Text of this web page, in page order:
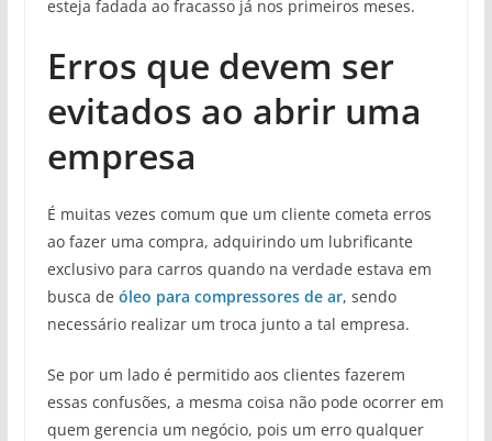
esteja fadada ao fracasso já nos primeiros meses.
Erros que devem ser
evitados ao abrir uma
empresa
É muitas vezes comum que um cliente cometa erros
ao fazer uma compra, adquirindo um lubrificante
exclusivo para carros quando na verdade estava em
busca de óleo para compressores de ar, sendo
necessário realizar um troca junto a tal empresa.
Se por um lado é permitido aos clientes fazerem
essas confusões, a mesma coisa não pode ocorrer em
quem gerencia um negócio, pois um erro qualquer